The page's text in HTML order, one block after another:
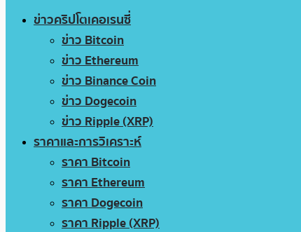
ข่าวคริปโตเคอเรนซี่
ข่าว Bitcoin
ข่าว Ethereum
ข่าว Binance Coin
ข่าว Dogecoin
ข่าว Ripple (XRP)
ราคาและการวิเคราะห์
ราคา Bitcoin
ราคา Ethereum
ราคา Dogecoin
ราคา Ripple (XRP)